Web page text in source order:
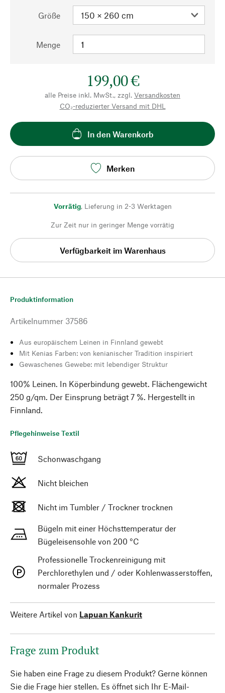
Größe
Menge
199,00 €
alle Preise inkl. MwSt., zzgl. Versandkosten
CO₂-reduzierter Versand mit DHL
In den Warenkorb
Merken
Vorrätig, Lieferung in 2-3 Werktagen
Zur Zeit nur in geringer Menge vorrätig
Verfügbarkeit im Warenhaus
Produktinformation
Artikelnummer 37586
Aus europäischem Leinen in Finnland gewebt
Mit Kenias Farben: von kenianischer Tradition inspiriert
Gewaschenes Gewebe: mit lebendiger Struktur
100% Leinen. In Köperbindung gewebt. Flächengewicht
250 g/qm. Der Einsprung beträgt 7 %. Hergestellt in
Finnland.
Pflegehinweise Textil
Schonwaschgang
Nicht bleichen
Nicht im Tumbler / Trockner trocknen
Bügeln mit einer Höchsttemperatur der
Bügeleisensohle von 200 °C
Professionelle Trockenreinigung mit
Perchlorethylen und / oder Kohlenwasserstoffen,
normaler Prozess
Weitere Artikel von Lapuan Kankurit
Frage zum Produkt
Sie haben eine Frage zu diesem Produkt? Gerne können
Sie die Frage hier stellen. Es öffnet sich Ihr E-Mail-